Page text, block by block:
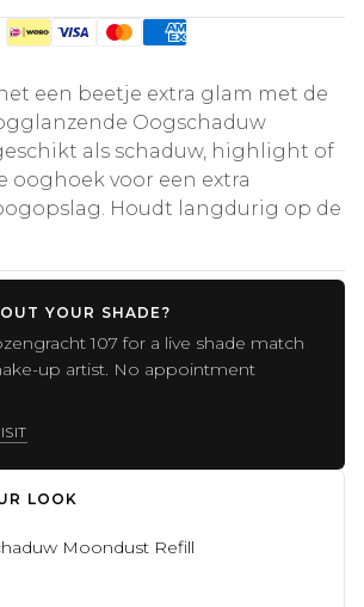
een beetje extra glam met de
Oogschaduw
als schaduw, highlight of
ooghoek voor een extra
Houdt langdurig op de
YOUR SHADE?
107 for a live shade match
up artist. No appointment
LOOK
Moondust Refill